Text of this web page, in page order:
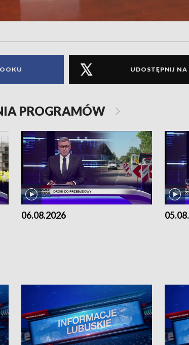
UDOSTĘPNIJ NA
PROGRAMÓW
06.08.2026